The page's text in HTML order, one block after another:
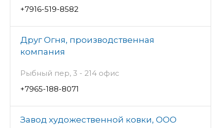
+7916-519-8582
Друг Огня, производственная
компания
Рыбный пер, 3 - 214 офис
+7965-188-8071
Завод художественной ковки, ООО